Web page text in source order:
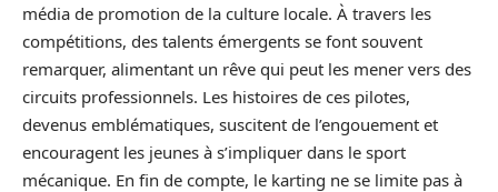
média de promotion de la culture locale. À travers les
compétitions, des talents émergents se font souvent
remarquer, alimentant un rêve qui peut les mener vers des
circuits professionnels. Les histoires de ces pilotes,
devenus emblématiques, suscitent de l’engouement et
encouragent les jeunes à s’impliquer dans le sport
mécanique. En fin de compte, le karting ne se limite pas à